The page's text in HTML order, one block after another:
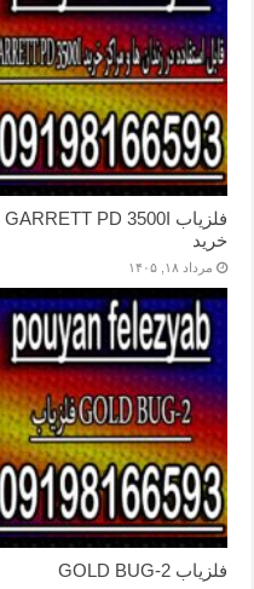
خرید
مرداد ۱۸, ۱۴۰۵
فلزیاب GOLD BUG-2